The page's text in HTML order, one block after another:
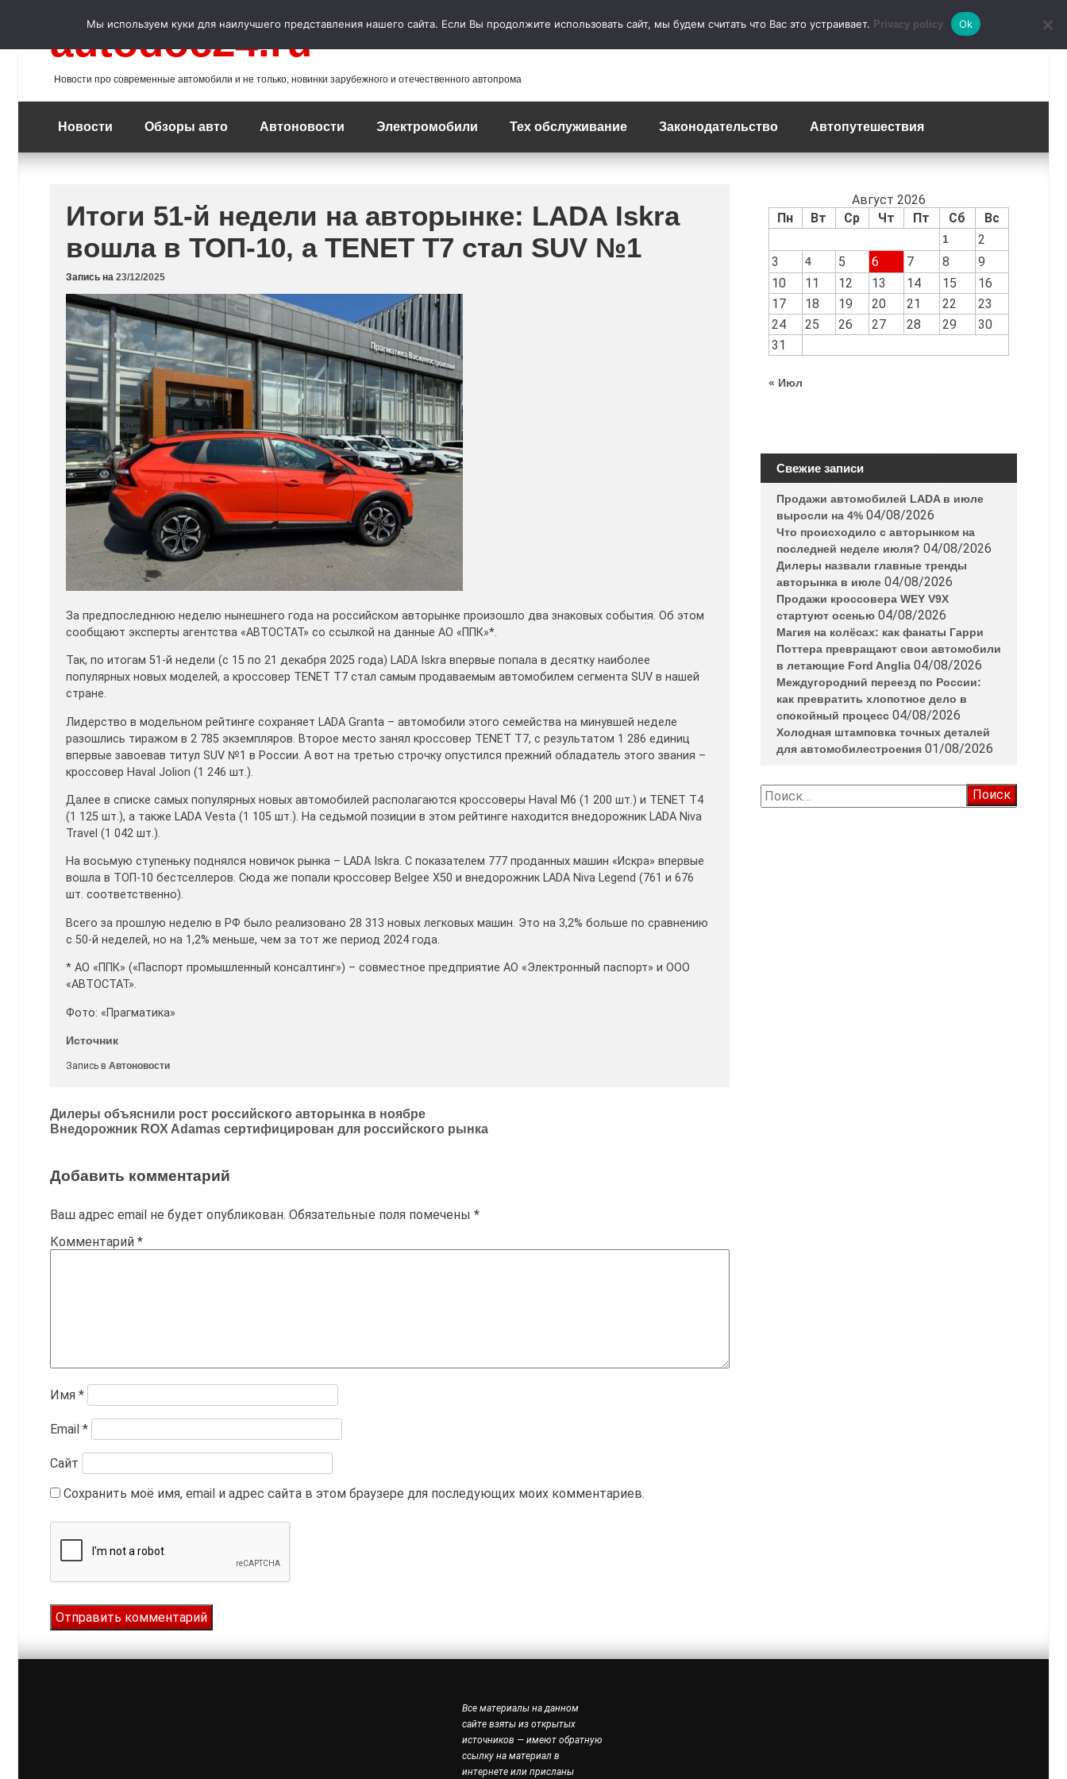
autodoc24.ru
Новости про современные автомобили и не только, новинки зарубежного и отечественного автопрома
Новости Обзоры авто Автоновости Электромобили Тех обслуживание Законодательство Автопутешествия
Итоги 51-й недели на авторынке: LADA Iskra
вошла в ТОП-10, а TENET T7 стал SUV №1
Запись на 23/12/2025
За предпоследнюю неделю нынешнего года на российском авторынке произошло два знаковых события. Об этом
сообщают эксперты агентства «АВТОСТАТ» со ссылкой на данные АО «ППК»*.
Так, по итогам 51-й недели (с 15 по 21 декабря 2025 года) LADA Iskra впервые попала в десятку наиболее
популярных новых моделей, а кроссовер TENET T7 стал самым продаваемым автомобилем сегмента SUV в нашей
стране.
Лидерство в модельном рейтинге сохраняет LADA Granta – автомобили этого семейства на минувшей неделе
разошлись тиражом в 2 785 экземпляров. Второе место занял кроссовер TENET T7, с результатом 1 286 единиц
впервые завоевав титул SUV №1 в России. А вот на третью строчку опустился прежний обладатель этого звания –
кроссовер Haval Jolion (1 246 шт.).
Далее в списке самых популярных новых автомобилей располагаются кроссоверы Haval M6 (1 200 шт.) и TENET T4
(1 125 шт.), а также LADA Vesta (1 105 шт.). На седьмой позиции в этом рейтинге находится внедорожник LADA Niva
Travel (1 042 шт.).
На восьмую ступеньку поднялся новичок рынка – LADA Iskra. С показателем 777 проданных машин «Искра» впервые
вошла в ТОП-10 бестселлеров. Сюда же попали кроссовер Belgee X50 и внедорожник LADA Niva Legend (761 и 676
шт. соответственно).
Всего за прошлую неделю в РФ было реализовано 28 313 новых легковых машин. Это на 3,2% больше по сравнению
с 50-й неделей, но на 1,2% меньше, чем за тот же период 2024 года.
* АО «ППК» («Паспорт промышленный консалтинг») – совместное предприятие АО «Электронный паспорт» и ООО
«АВТОСТАТ».
Фото: «Прагматика»
Источник
Запись в Автоновости
Навигация
по
Дилеры объяснили рост российского авторынка в ноябре
Внедорожник ROX Adamas сертифицирован для российского рынка
Добавить комментарий
Ваш адрес email не будет опубликован. Обязательные поля помечены *
Комментарий *
Имя *
Email *
Сайт
Сохранить моё имя, email и адрес сайта в этом браузере для последующих моих комментариев.
Август 2026
Пн
Вт Ср Чт Пт Сб Вс
1
2
3
4 5 6 7 8
9
10
11 12 13 14 15
16
17
18 19 20 21 22
23
24
25 26 27 28 29
30
31
« Июл
Свежие записи
Продажи автомобилей LADA в июле
выросли на 4% 04/08/2026
Что происходило с авторынком на
последней неделе июля? 04/08/2026
Дилеры назвали главные тренды
авторынка в июле 04/08/2026
Продажи кроссовера WEY V9X
стартуют осенью 04/08/2026
Магия на колёсах: как фанаты Гарри
Поттера превращают свои автомобили
в летающие Ford Anglia 04/08/2026
Междугородний переезд по России:
как превратить хлопотное дело в
спокойный процесс 04/08/2026
Холодная штамповка точных деталей
для автомобилестроения 01/08/2026
Найти:
Все материалы на данном
сайте взяты из открытых
источников — имеют обратную
ссылку на материал в
интернете или присланы
Мы используем куки для наилучшего представления нашего сайта. Если Вы продолжите использовать сайт, мы будем считать что Вас это устраивает. Privacy policy Ok